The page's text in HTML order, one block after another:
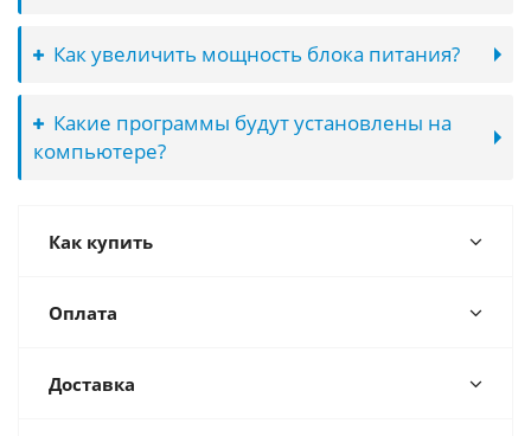
Как увеличить мощность блока питания?
Какие программы будут установлены на
компьютере?
Как купить
Оплата
Доставка